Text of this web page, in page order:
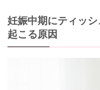
妊娠中期にティッ
起こる原因